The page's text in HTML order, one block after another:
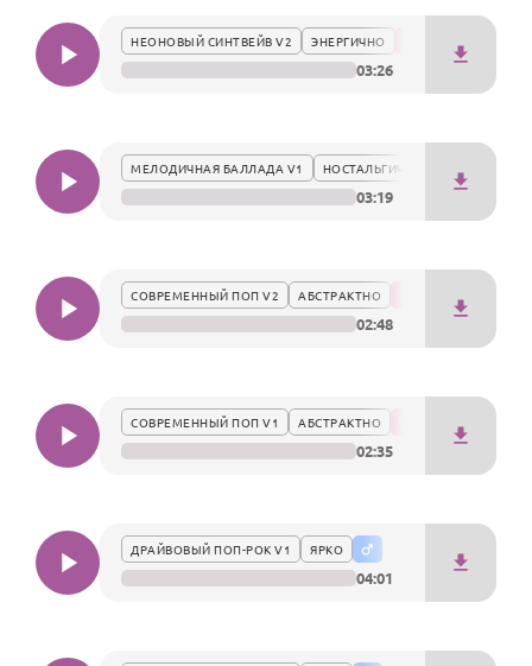
чувств и создать атмосферу торжества.
НЕОНОВЫЙ СИНТВЕЙВ V2 ЭНЕРГИЧНО
03:26
МЕЛОДИЧНАЯ БАЛЛАДА V1 НОСТАЛЬГИЧЕСКИ
03:19
СОВРЕМЕННЫЙ ПОП V2 АБСТРАКТНО
02:48
СОВРЕМЕННЫЙ ПОП V1 АБСТРАКТНО
02:35
ДРАЙВОВЫЙ ПОП-РОК V1 ЯРКО
04:01